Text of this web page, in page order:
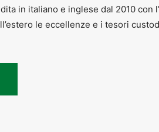
in italiano e inglese dal 2010 con
le eccellenze e i tesori